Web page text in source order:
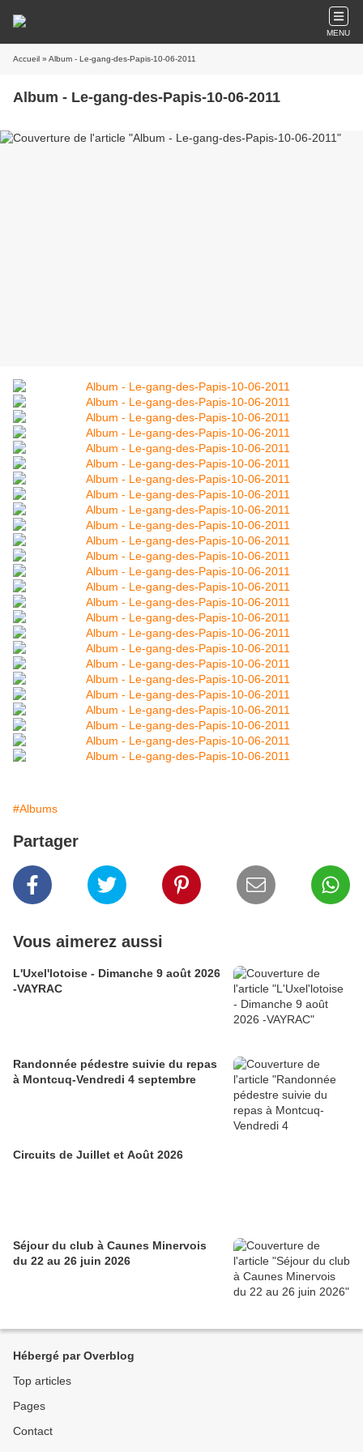
MENU
Accueil » Album - Le-gang-des-Papis-10-06-2011
Album - Le-gang-des-Papis-10-06-2011
#Albums
Partager
Vous aimerez aussi
L'Uxel'lotoise - Dimanche 9 août 2026
-VAYRAC
Randonnée pédestre suivie du repas
à Montcuq-Vendredi 4 septembre
Circuits de Juillet et Août 2026
Séjour du club à Caunes Minervois
du 22 au 26 juin 2026
Hébergé par Overblog
Top articles
Pages
Contact